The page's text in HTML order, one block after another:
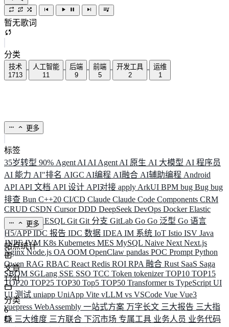
暂无歌词
分类
技术
1713
人工智能
11
后端
9
前端
5
开发工具
2
运维
1
更多
标签
35岁转型 90% Agent AI AI Agent AI 原生 AI 大模型 AI 程序员
AI 能力 AI"排名 AIGC AI编程 AI融合 AI辅助编程 Android
API API 文档 API 设计 API对接 apply ArkUI BPM bug Bug bug
排查 Bun C++20 CI/CD Claude Claude Code Components CRM
CRUD CSDN CursorDDD DeepSeek DevOps DockerElastic
ELK ElysiaESQL Git Git 分支 GitLab Go Go 泛型 Go 语言
H5/APPIDC 报告 IDC 数据 IDEA IM 系统 IoT Istio ISV Java
JNPFJVM K8s Kubernetes MES MySQL Naive Next Next.js
NginxNode.js OA OOM OpenClaw pandas POC Prompt Python
Qwen RAG RBAC React Redis ROI RPA 融合 Rust SaaS Saga
SBOM SGLang SSE SSO TCC Token tokenizerTOP10 TOP15
TOP20 TOP25 TOP30 Top5 TOP50 Transformerts TypeScript UI
UI 测试 uniapp UniApp Vite vLLM vs VSCode Vue Vue3
vuepress WebAssembly 一站式方案 万字长文 三大报告 三大指
标 三大维度 三方联合 下沉市场 专属工具 业务人员 业务代码
更多
站点统计
文章
1741
分类
6